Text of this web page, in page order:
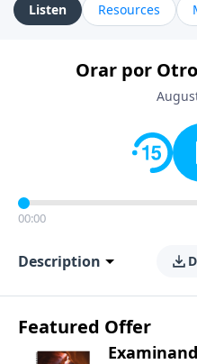
Listen Resources
Orar por
00:00
Description
Featured Offer